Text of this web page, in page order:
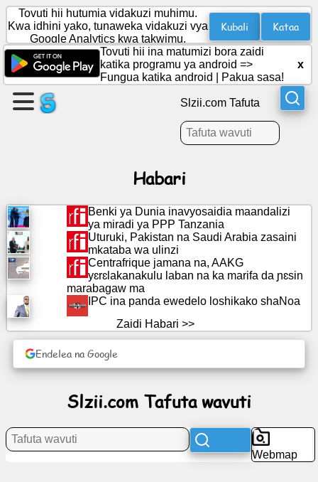
Unda
ukurasa
Unda
Ajenda
Burudani
wa
kijamii
Habari
Tovuti hii hutumia vidakuzi muhimu.
Kwa idhini yako, tunaweka vidakuzi vya
Google Analytics kwa takwimu.
Kubali Kataa
Tovuti hii ina matumizi bora zaidi
katika programu ya android =>
Fungua katika android
Pakua sasa!
x
Slzii.com Tafuta
Habari
Benki ya Dunia inavyosaidia maandalizi
ya miradi ya PPP Tanzania
Uturuki, Pakistan na Saudi Arabia zasaini
mkataba wa ulinzi
Centrafrique jamana na, AAKG
yɛrɛlakanakulu laban na ka marifa da ɲɛsin
marabagaw ma
IPC ina panda ewedelo loshikako shaNoa
Zaidi Habari >>
Endelea na Google
Slzii.com Tafuta wavuti
Webmap